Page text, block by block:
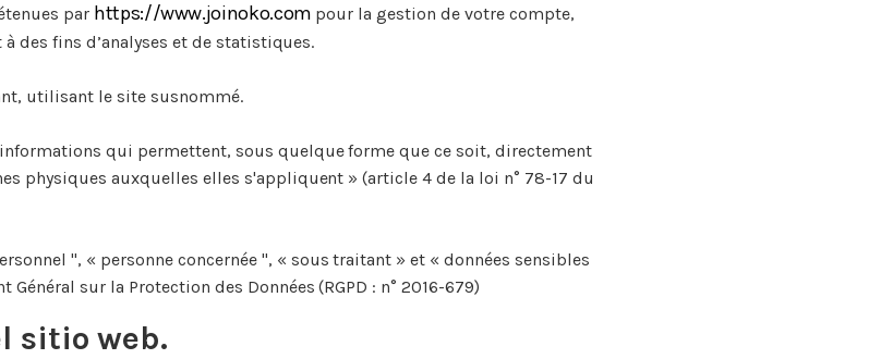
par https://www.joinoko.com pour la gestion de votre compte,
des fins d’analyses et de statistiques.
utilisant le site susnommé.
informations qui permettent, sous quelque forme que ce soit, directement
physiques auxquelles elles s'appliquent » (article 4 de la loi n° 78-17 du
", « personne concernée ", « sous traitant » et « données sensibles
sur la Protection des Données (RGPD : n° 2016-679)
sitio web.